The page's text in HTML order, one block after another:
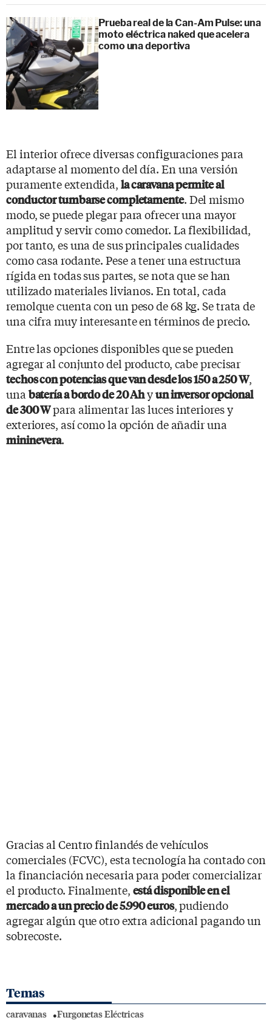
Prueba real de la Can-Am Pulse: una
moto eléctrica naked que acelera
como una deportiva
El interior ofrece diversas configuraciones para
adaptarse al momento del día. En una versión
puramente extendida, la caravana permite al
conductor tumbarse completamente. Del mismo
modo, se puede plegar para ofrecer una mayor
amplitud y servir como comedor. La flexibilidad,
por tanto, es una de sus principales cualidades
como casa rodante. Pese a tener una estructura
rígida en todas sus partes, se nota que se han
utilizado materiales livianos. En total, cada
remolque cuenta con un peso de 68 kg. Se trata de
una cifra muy interesante en términos de precio.
Entre las opciones disponibles que se pueden
agregar al conjunto del producto, cabe precisar
techos con potencias que van desde los 150 a 250 W,
una batería a bordo de 20 Ahyun inversor opcional
de 300 Wpara alimentar las luces interiores y
exteriores, así como la opción de añadir una
mininevera.
Gracias al Centro finlandés de vehículos
comerciales (FCVC), esta tecnología ha contado con
la financiación necesaria para poder comercializar
el producto. Finalmente, está disponible en el
mercado a un precio de 5.990 euros, pudiendo
agregar algún que otro extra adicional pagando un
sobrecoste.
Temas
caravanas Furgonetas Eléctricas